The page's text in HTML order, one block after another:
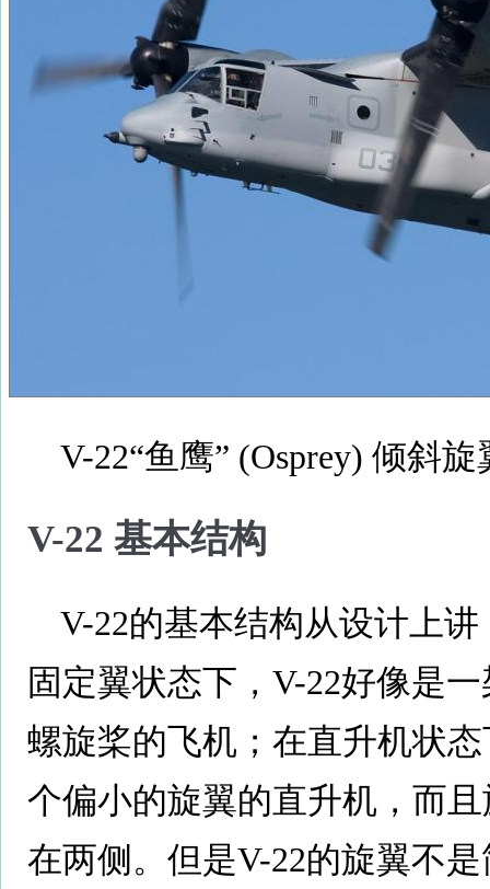
V-22“鱼鹰” (Osprey) 倾斜
V-22 基本结构
V-22的基本结构从设计上
固定翼状态下，V-22好像是
螺旋桨的飞机；在直升机状
个偏小的旋翼的直升机，而
在两侧。但是V-22的旋翼不